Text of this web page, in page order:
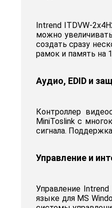
Intrend ITDVW-
можно
создать сразу
рамок и память на
Аудио, EDID и
Контроллер
MiniToslink с
сигнала.
Управление и
Управление
языке для MS